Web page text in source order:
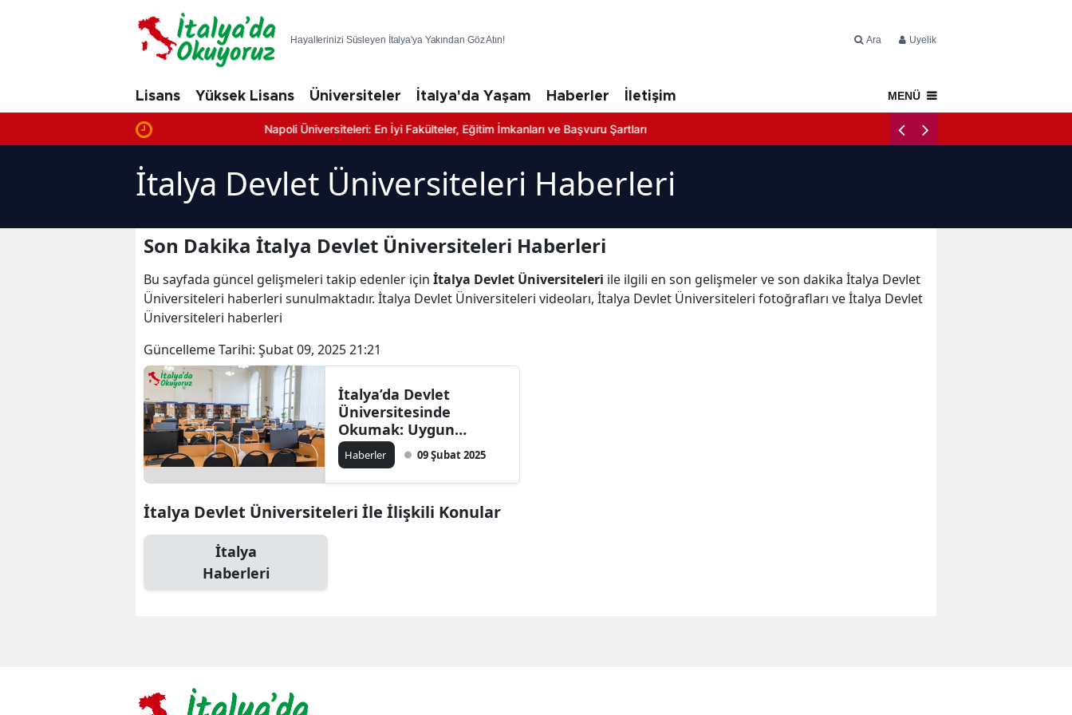
Hayallerinizi Süsleyen İtalya'ya Yakından Göz Atın! Ara Üyelik
Lisans Yüksek Lisans Üniversiteler İtalya'da Yaşam Haberler İletişim MENÜ
Napoli Üniversiteleri: En İyi Fakülteler, Eğitim İmkanları ve Başvuru Şartları
İtalya Devlet Üniversiteleri Haberleri
Son Dakika İtalya Devlet Üniversiteleri Haberleri
Bu sayfada güncel gelişmeleri takip edenler için İtalya Devlet Üniversiteleri ile ilgili en son gelişmeler ve son dakika İtalya Devlet
Üniversiteleri haberleri sunulmaktadır. İtalya Devlet Üniversiteleri videoları, İtalya Devlet Üniversiteleri fotoğrafları ve İtalya Devlet
Üniversiteleri haberleri
Güncelleme Tarihi: Şubat 09, 2025 21:21
İtalya’da Devlet
Üniversitesinde
Okumak: Uygun
Maliyetlerle Kaliteli
Eğitim
Haberler 09 Şubat 2025
İtalya Devlet Üniversiteleri İle İlişkili Konular
İtalya
Haberleri